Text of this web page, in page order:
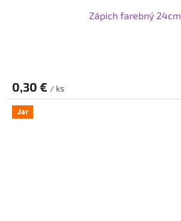
Zápich farebný 24cm
0,30 € / ks
Jar